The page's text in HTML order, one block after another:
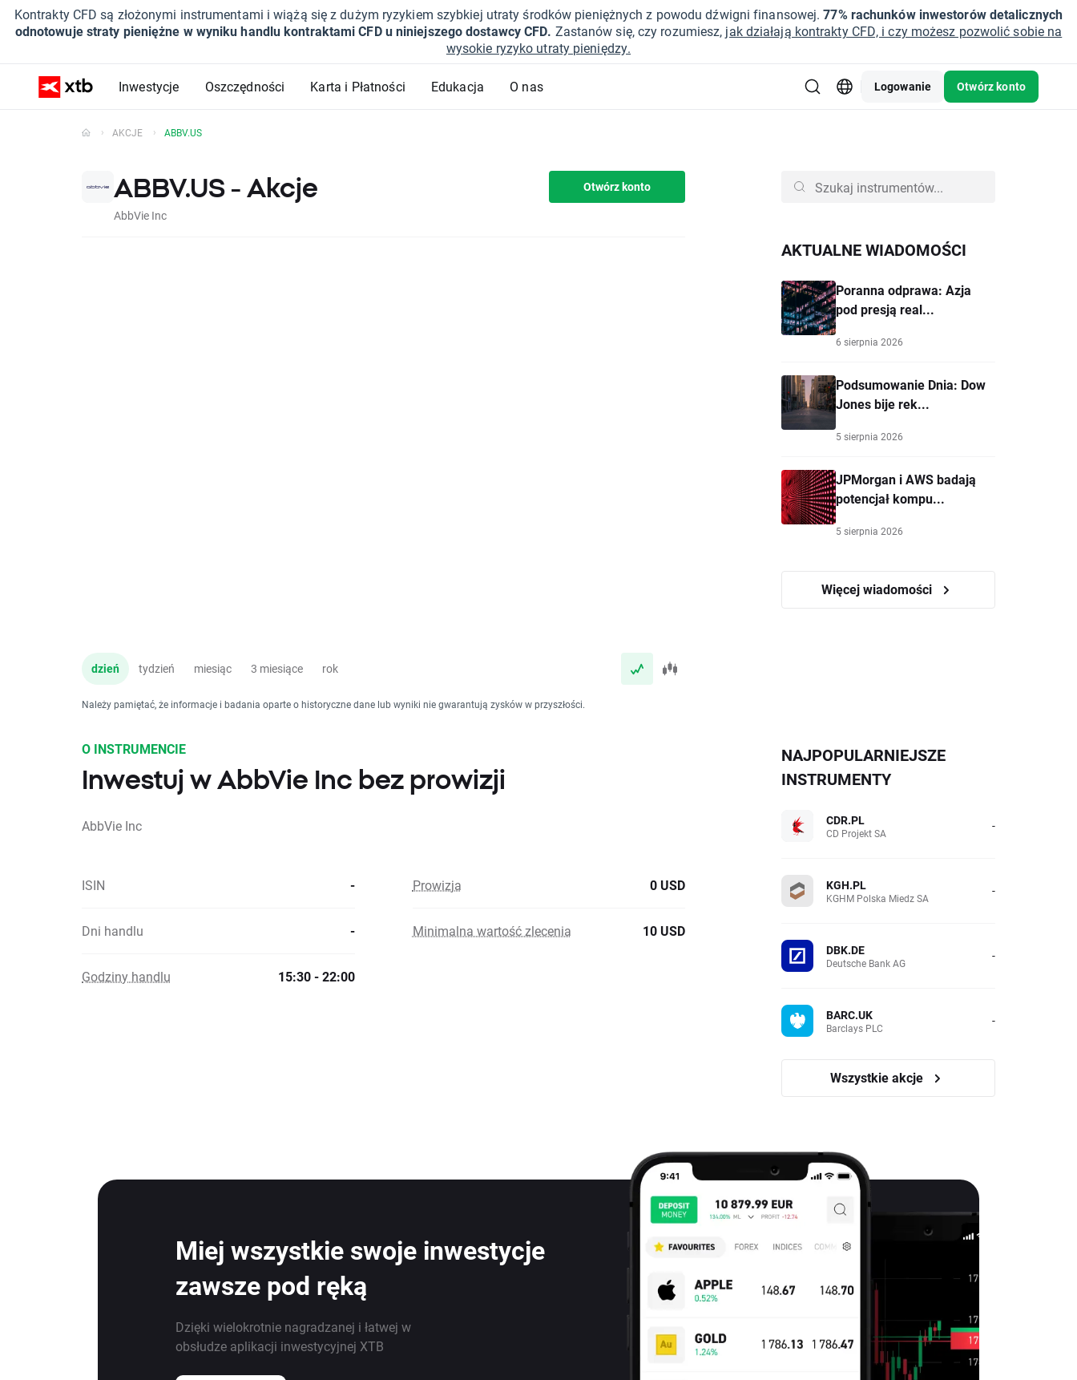
Kontrakty CFD są złożonymi instrumentami i wiążą się z dużym ryzykiem szybkiej utraty środków pieniężnych z powodu dźwigni finansowej.77% rachunków inwestorów detalicznych
odnotowuje straty pieniężne w wyniku handlu kontraktami CFD u niniejszego dostawcy CFD. Zastanów się, czy rozumiesz, jak działają kontrakty CFD, i czy możesz pozwolić sobie na
wysokie ryzyko utraty pieniędzy.
Inwestycje Oszczędności Karta i Płatności Edukacja O nas Logowanie Otwórz konto
AKCJE ABBV.US
ABBV.US - Akcje
AbbVie Inc
Otwórz konto
dzień tydzień miesiąc 3 miesiące rok
Należy pamiętać, że informacje i badania oparte o historyczne dane lub wyniki nie gwarantują zysków w przyszłości.
AKTUALNE WIADOMOŚCI
Poranna odprawa: Azja
pod presją real...
6 sierpnia 2026
Podsumowanie Dnia: Dow
Jones bije rek...
5 sierpnia 2026
JPMorgan i AWS badają
potencjał kompu...
5 sierpnia 2026
Więcej wiadomości
O INSTRUMENCIE
Inwestuj w AbbVie Inc bez prowizji
AbbVie Inc
ISIN - Prowizja 0 USD
Dni handlu - Minimalna wartość zlecenia 10 USD
Godziny handlu 15:30 - 22:00
NAJPOPULARNIEJSZE
INSTRUMENTY
CDR.PL
CD Projekt SA -
KGH.PL
KGHM Polska Miedz SA -
DBK.DE
Deutsche Bank AG -
BARC.UK
Barclays PLC -
Wszystkie akcje
Miej wszystkie swoje inwestycje
zawsze pod ręką
Dzięki wielokrotnie nagradzanej i łatwej w
obsłudze aplikacji inwestycyjnej XTB